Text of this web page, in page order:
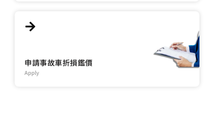
申請事故車折損鑑價
Apply